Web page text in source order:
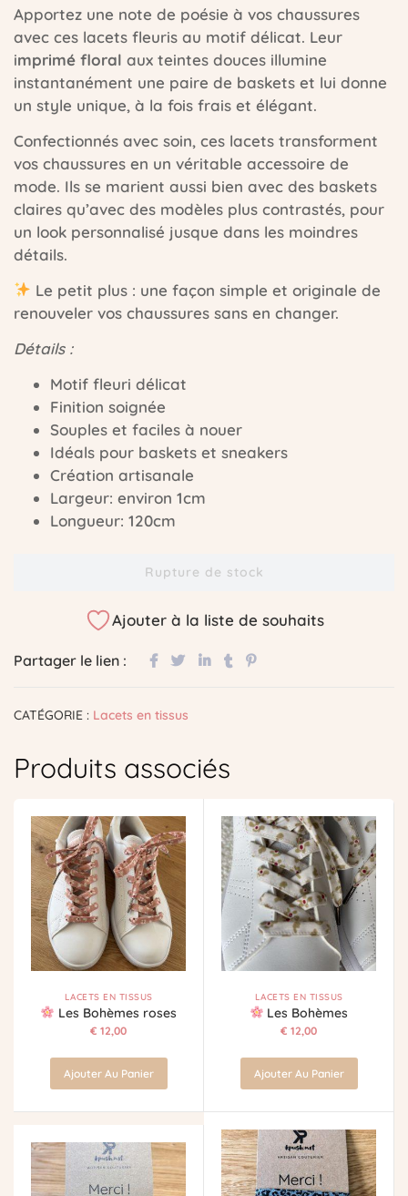
Apportez une note de poésie à vos chaussures
avec ces lacets fleuris au motif délicat. Leur
imprimé floral aux teintes douces illumine
instantanément une paire de baskets et lui donne
un style unique, à la fois frais et élégant.
Confectionnés avec soin, ces lacets transforment
vos chaussures en un véritable accessoire de
mode. Ils se marient aussi bien avec des baskets
claires qu’avec des modèles plus contrastés, pour
un look personnalisé jusque dans les moindres
détails.
Le petit plus : une façon simple et originale de
renouveler vos chaussures sans en changer.
Détails :
Motif fleuri délicat
Finition soignée
Souples et faciles à nouer
Idéals pour baskets et sneakers
Création artisanale
Largeur: environ 1cm
Longueur: 120cm
Rupture de stock
Ajouter à la liste de souhaits
Partager le lien :
CATÉGORIE : Lacets en tissus
Produits associés
LACETS EN TISSUS
Les Bohèmes roses
€ 12,00
Ajouter Au Panier
LACETS EN TISSUS
Les Bohèmes
€ 12,00
Ajouter Au Panier